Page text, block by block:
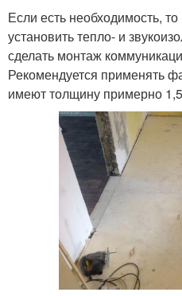
Если есть необходимость,
установить тепло- и
сделать монтаж
Рекомендуется применять
имеют толщину примерно